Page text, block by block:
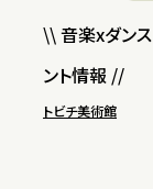
\\ 音楽xダン
ント情報 //
トビチ美術館